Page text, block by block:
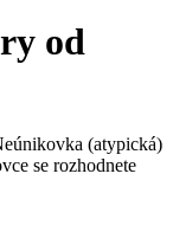
od
(atypická)
se rozhodnete